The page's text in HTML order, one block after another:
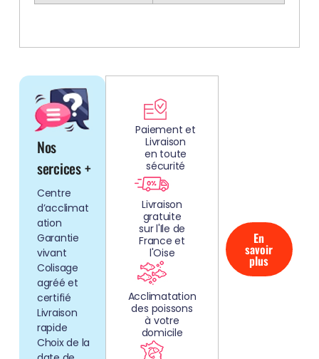
Nos
sercices +
Centre
d’acclimat
ation
Garantie
vivant
Colisage
agréé et
certifié
Livraison
rapide
Choix de la
Paiement et
Livraison
en toute
sécurité
Livraison
gratuite
sur l'Ile de
France et
l'Oise
Acclimatation
des poissons
à votre
domicile
En
savoir
plus